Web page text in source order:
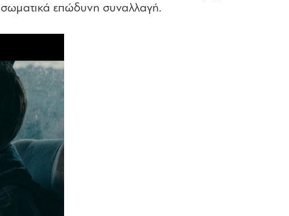
σωματικά επώδυνη συναλλαγή.